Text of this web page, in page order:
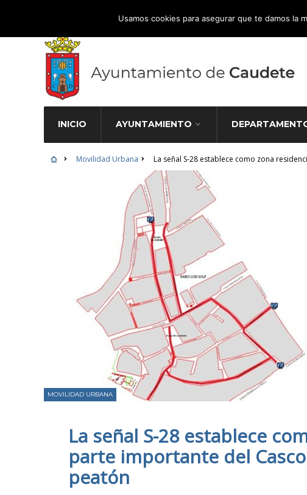
Atención Ciudadana 965 827 000
INICIO AYUNTAMIENTO
Movilidad Urbana La señal S-28 establece como zona
MOVILIDAD URBANA
La señal S-28 establece
parte importante del
peatón
Usamos cookies para asegurar que te damos la